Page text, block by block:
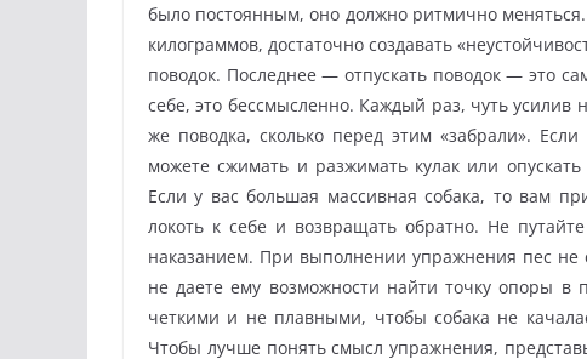
было постоянным, оно должно ритмично
килограммов, достаточно создавать
поводок. Последнее — отпускать поводок — это
себе, это бессмысленно. Каждый раз, чуть усилив
же поводка, сколько перед этим «забрали».
можете сжимать и разжимать кулак или
Если у вас большая массивная собака, то вам
локоть к себе и возвращать обратно. Не
наказанием. При выполнении упражнения пес не
не даете ему возможности найти точку опоры
четкими и не плавными, чтобы собака не
Чтобы лучше понять смысл упражнения,